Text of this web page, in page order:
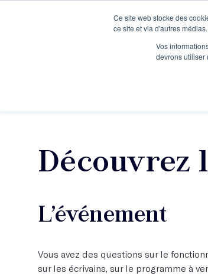
Ce site web stocke des
ce site et via d'autres
Vos
devrons utiliser
Je participe à une session d’information
Découvrez
L’événement
Vous avez des questions sur le
sur les écrivains, sur le programme à